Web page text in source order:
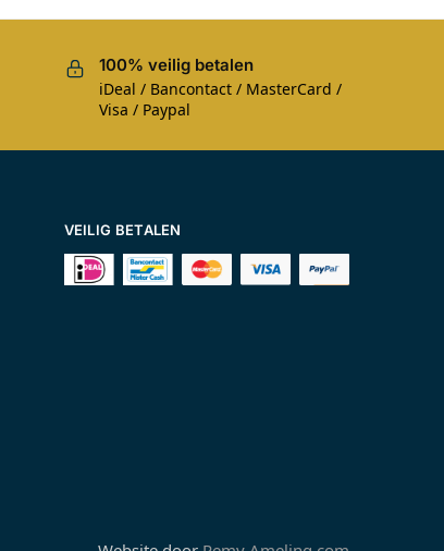
100% veilig betalen
iDeal / Bancontact / MasterCard /
Visa / Paypal
VEILIG BETALEN